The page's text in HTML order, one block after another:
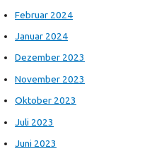
Februar 2024
Januar 2024
Dezember 2023
November 2023
Oktober 2023
Juli 2023
Juni 2023